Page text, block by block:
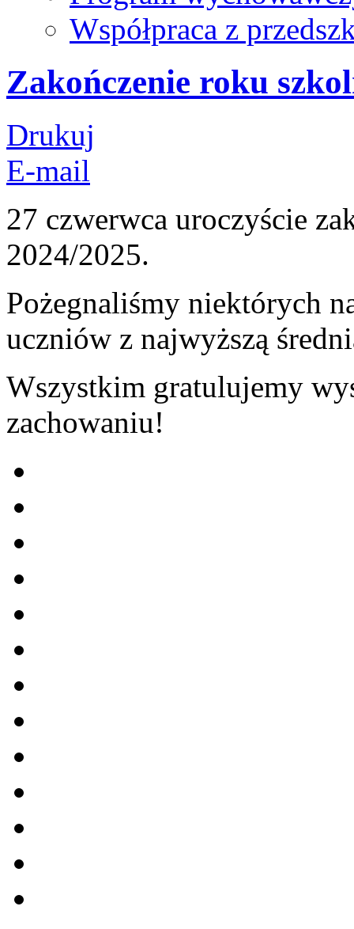
Współpraca z
Zakończenie roku
Drukuj
E-mail
27 czwerwca uroczyście
2024/2025.
Pożegnaliśmy niektórych
uczniów z najwyższą
Wszystkim gratulujemy
zachowaniu!